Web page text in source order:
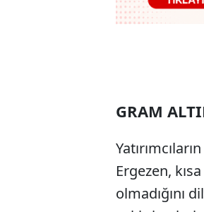
GRAM
Ergezen,
olmadığını